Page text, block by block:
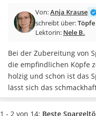
Akku-Staubsauger
Eierkocher
Saug-Wisch-Roboter
Handstaubsauger
Milchaufschäumer
Kondenstrockner
Reiskocher
Heißwasserspender
Von:Anja Krause
schreibt über:Töpfe
Lektorin: Nele B.
Bei der Zubereitung von
die empfindlichen Köpfe
holzig und schon ist das
lässt sich das
garen: Während die
im heißen Wasser
1 - 2 von 14: Beste